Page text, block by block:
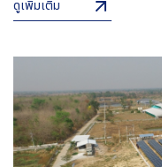
ดูเพิ่มเติม